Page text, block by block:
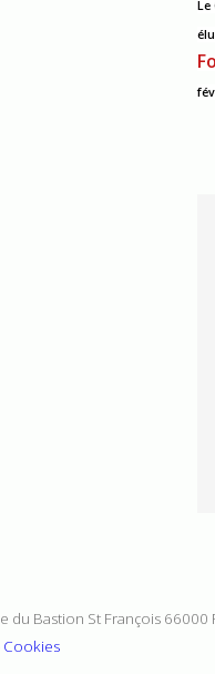
Le
Bastion St François 66000
Cookies